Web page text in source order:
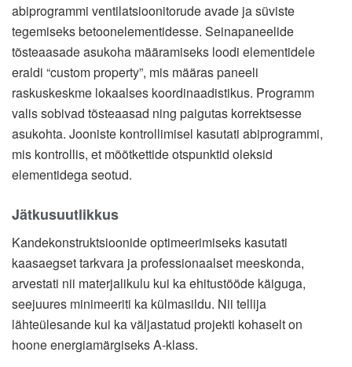
abiprogrammi ventilatsioonitorude avade ja süviste
tegemiseks betoonelementidesse. Seinapaneelide
tõsteaasade asukoha määramiseks loodi elementidele
eraldi “custom property”, mis määras paneeli
raskuskeskme lokaalses koordinaadistikus. Programm
valis sobivad tõsteaasad ning paigutas korrektsesse
asukohta. Jooniste kontrollimisel kasutati abiprogrammi,
mis kontrollis, et mõõtkettide otspunktid oleksid
elementidega seotud.
Jätkusuutlikkus
Kandekonstruktsioonide optimeerimiseks kasutati
kaasaegset tarkvara ja professionaalset meeskonda,
arvestati nii materjalikulu kui ka ehitustööde käiguga,
seejuures minimeeriti ka külmasildu. Nii tellija
lähteülesande kui ka väljastatud projekti kohaselt on
hoone energiamärgiseks A-klass.